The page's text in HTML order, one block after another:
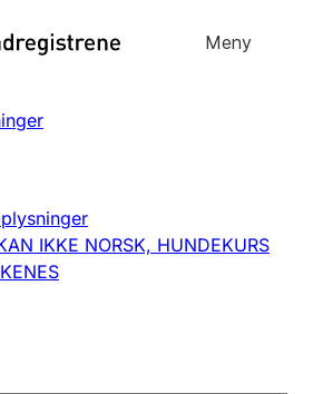
til
Meny
slette
IKKE NORSK, HUNDEKURS